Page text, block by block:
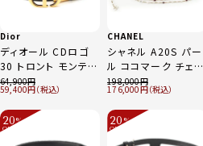
Dior
ディオール CDロゴ
30 トロント モンテー
ニュ 20 スリム スム
ースカーフスキン リ
バーシブル ベルト
B0446UWGA ホワ
イト ブラック
64,900
59,400
CHANEL
シャネル A20S パー
ル ココマーク チェー
ン ベルト 332/333
セット ゴールド
198,000
176,000
20%
OFF
20%
OFF